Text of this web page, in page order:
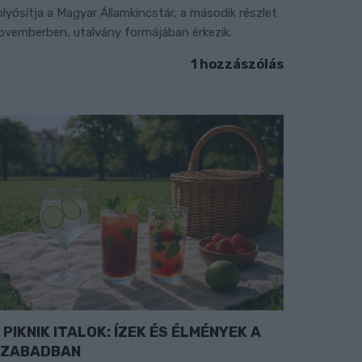
a Magyar Államkincstár, a második részlet
utalvány formájában érkezik.
1 hozzászólás
PIKNIK ITALOK: ÍZEK ÉS ÉLMÉNYEK A